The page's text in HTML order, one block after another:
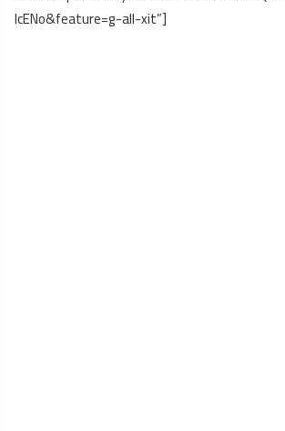
lcENo&feature=g-all-xit”]